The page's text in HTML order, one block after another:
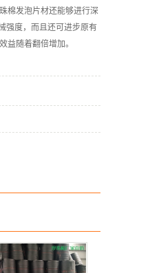
棉发泡片材还能够进行深
强度，而且还可进步原有
益随着翻倍增加。